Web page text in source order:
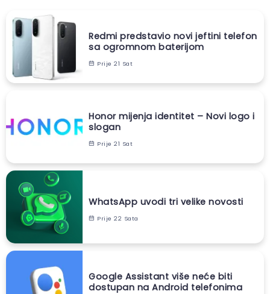
Redmi predstavio novi jeftini telefon
sa ogromnom baterijom
Prije 21 Sat
Honor mijenja identitet – Novi logo i
slogan
Prije 21 Sat
WhatsApp uvodi tri velike novosti
Prije 22 Sata
Google Assistant više neće biti
dostupan na Android telefonima